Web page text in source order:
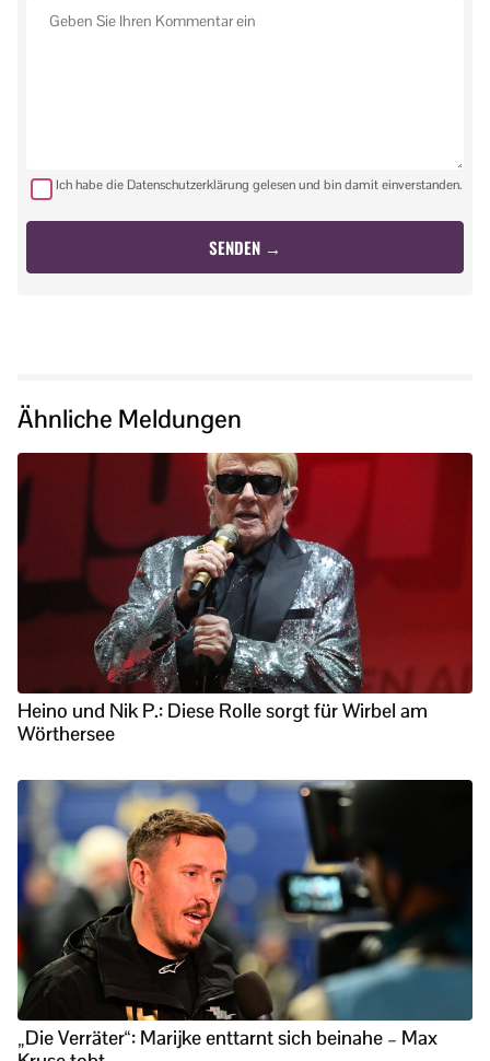
Ich habe die Datenschutzerklärung gelesen und bin damit einverstanden.
Ähnliche Meldungen
Heino und Nik P.: Diese Rolle sorgt für Wirbel am
Wörthersee
„Die Verräter“: Marijke enttarnt sich beinahe – Max